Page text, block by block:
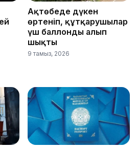
Ақтөбеде дүкен
өртеніп, құтқарушылар
үш баллонды алып
шықты
9 тамыз, 2026